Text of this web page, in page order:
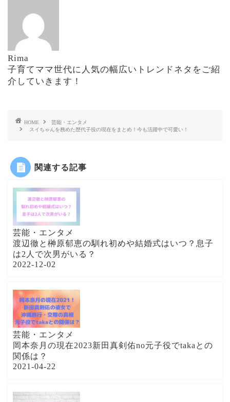
Rima
子育てママ世代に人気の幅広いトレンドネタをご紹
介していきます！
HOME
芸能・エンタメ
スイちゃんを務めた歴代子役の現在をまとめ！今も活躍中で可愛い！
関連する記事
芸能・エンタメ
渡辺徹と榊原郁恵の馴れ初めや結婚式はいつ？息子
は2人で次男がいる？
2022-12-02
芸能・エンタメ
岡本奈月の現在2023新田真剣佑no元子役でtakaとの
関係は？
2021-04-22